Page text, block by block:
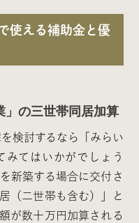
使える補助金と優
」の三世帯同居加算
検討するなら「みらい
みてはいかがでしょう
新築する場合に交付さ
（二世帯も含む）」と
が数十万円加算される